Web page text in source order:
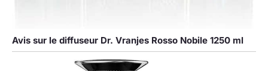
Avis sur le diffuseur Dr. Vranjes Rosso Nobile 1250 ml